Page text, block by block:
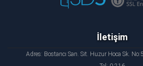
İletişim
Adres: Bostancı San. Sit. Huzur Hoca Sk.